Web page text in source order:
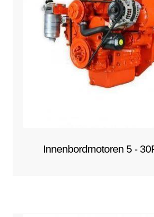
Innenbordmotoren 5 -